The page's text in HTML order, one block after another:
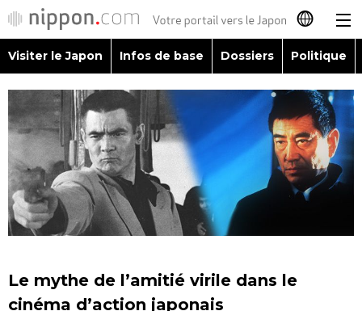
日本語
English
简体字
繁體字
Visiter le Japon
Infos de base
Politique
Visiter le Japon Infos de base Dossiers Politique
Le mythe de l’amitié virile dans le
cinéma d’action japonais